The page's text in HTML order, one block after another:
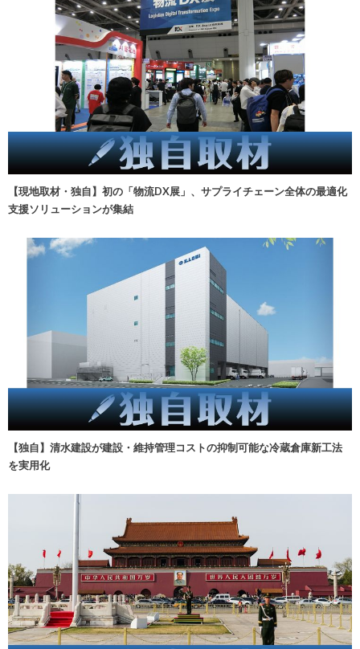
【現地取材・独自】初の「物流DX展」、サプライチェーン全体の最適化
支援ソリューションが集結
【独自】清水建設が建設・維持管理コストの抑制可能な冷蔵倉庫新工法
を実用化